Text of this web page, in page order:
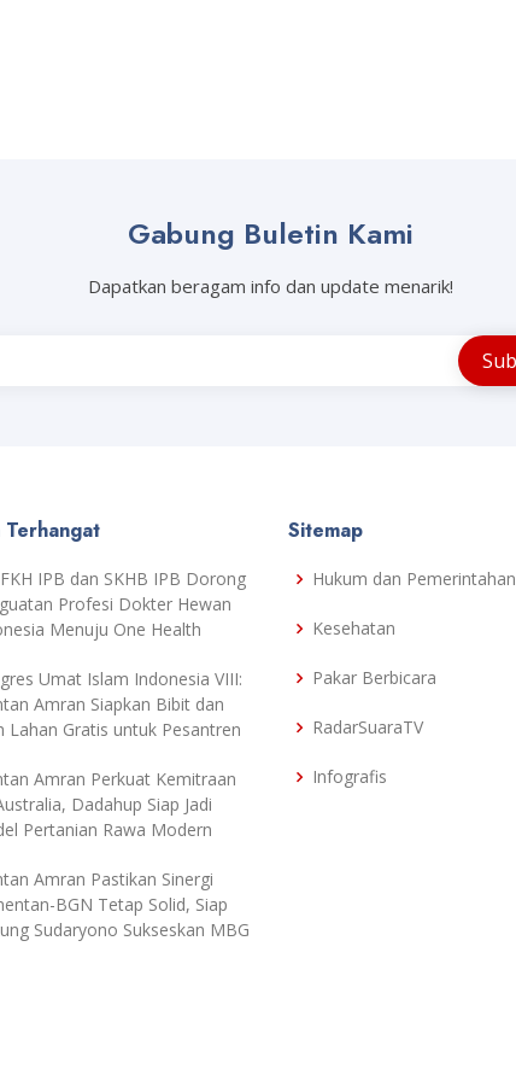
Gabung Buletin Kami
Dapatkan beragam info dan update menarik!
IPB dan SKHB IPB Dorong
Profesi Dokter Hewan
Menuju One Health
Umat Islam Indonesia VIII:
Amran Siapkan Bibit dan
Lahan Gratis untuk Pesantren
Amran Perkuat Kemitraan
Dadahup Siap Jadi
Pertanian Rawa Modern
Amran Pastikan Sinergi
BGN Tetap Solid, Siap
Sudaryono Sukseskan MBG
Sitemap
Hukum dan Pemerintahan
Kesehatan
Pakar Berbicara
RadarSuaraTV
Infografis